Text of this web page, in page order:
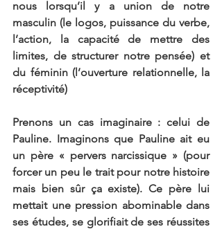
nous lorsqu’il y a union de notre
masculin (le logos, puissance du verbe,
l’action, la capacité de mettre des
limites, de structurer notre pensée) et
du féminin (l’ouverture relationnelle, la
réceptivité)
Prenons un cas imaginaire : celui de
Pauline. Imaginons que Pauline ait eu
un père « pervers narcissique » (pour
forcer un peu le trait pour notre histoire
mais bien sûr ça existe). Ce père lui
mettait une pression abominable dans
ses études, se glorifiait de ses réussites